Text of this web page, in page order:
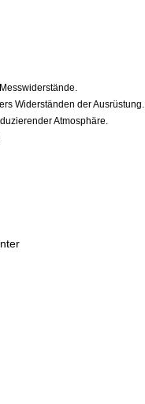
Widerständen der Ausrüstung.
Atmosphäre.